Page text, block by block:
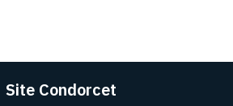
Site Condorcet